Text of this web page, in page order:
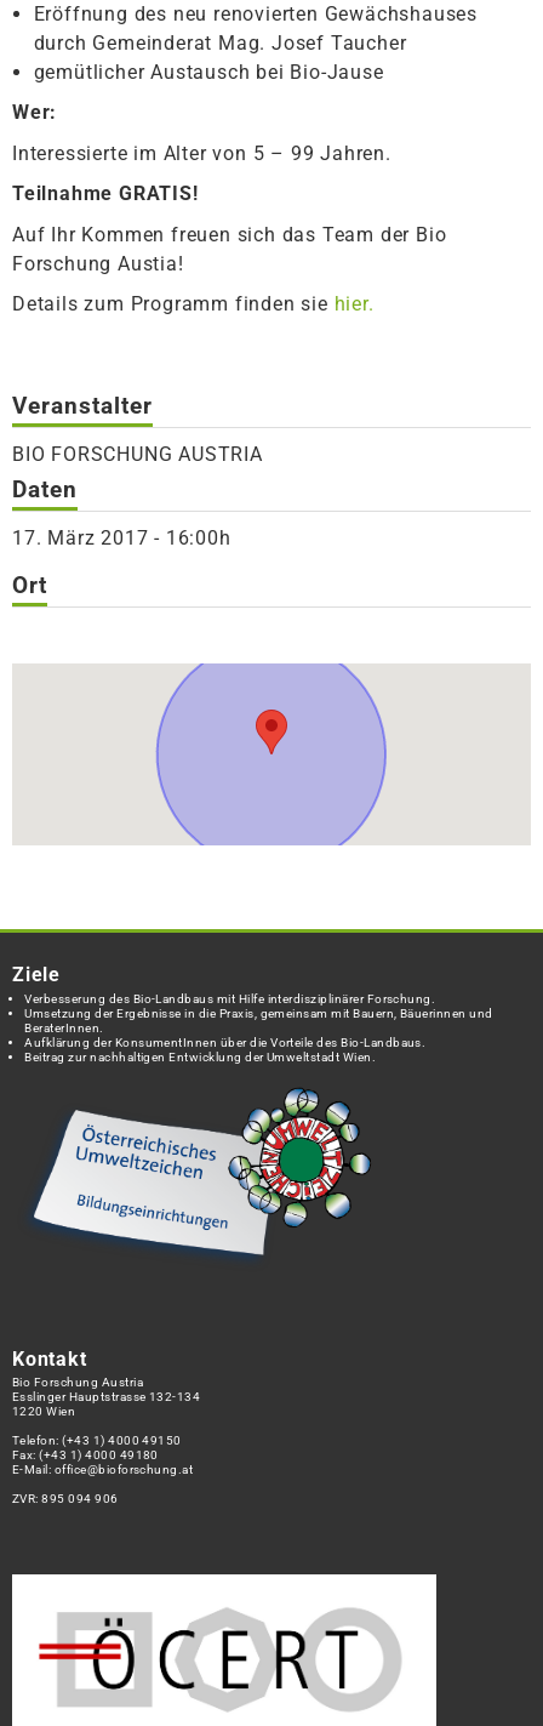
Eröffnung des neu renovierten Gewächshauses
durch Gemeinderat Mag. Josef Taucher
gemütlicher Austausch bei Bio-Jause
Wer:
Interessierte im Alter von 5 – 99 Jahren.
Teilnahme GRATIS!
Auf Ihr Kommen freuen sich das Team der Bio
Forschung Austia!
Details zum Programm finden sie hier.
Veranstalter
BIO FORSCHUNG AUSTRIA
Daten
17. März 2017 - 16:00h
Ort
Ziele
Verbesserung des Bio-Landbaus mit Hilfe interdisziplinärer Forschung.
Umsetzung der Ergebnisse in die Praxis, gemeinsam mit Bauern, Bäuerinnen und
BeraterInnen.
Aufklärung der KonsumentInnen über die Vorteile des Bio-Landbaus.
Beitrag zur nachhaltigen Entwicklung der Umweltstadt Wien.
Kontakt
Bio Forschung Austria
Esslinger Hauptstrasse 132-134
1220 Wien
Telefon:(+43 1) 4000 49150
Fax: (+43 1) 4000 49180
E-Mail: office@bioforschung.at
ZVR: 895 094 906